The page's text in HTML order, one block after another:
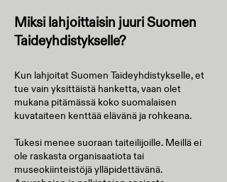
Miksi lahjoittaisin juuri Suomen
Taideyhdistykselle?
Kun lahjoitat Suomen Taideyhdistykselle, et
tue vain yksittäistä hanketta, vaan olet
mukana pitämässä koko suomalaisen
kuvataiteen kenttää elävänä ja rohkeana.
Tukesi menee suoraan taiteilijoille. Meillä ei
ole raskasta organisaatiota tai
museokiinteistöjä ylläpidettävänä.